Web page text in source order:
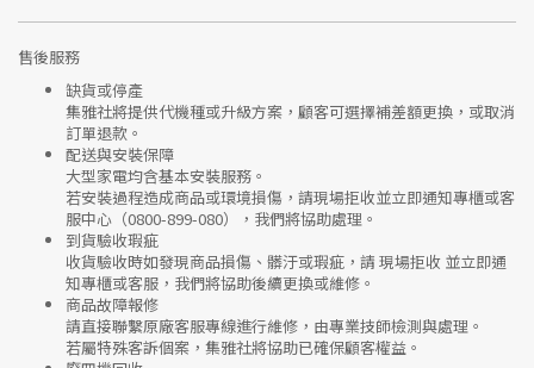
售後服務
缺貨或停產
集雅社將提供代機種或升級方案 ，顧客可選擇補差額更換，或取消
訂單退款。
配送與安裝保障
大型家電均含基本安裝服務。
若安裝過程造成商品或環境損傷，請現場拒收並立即通知專櫃或客
服中心 （0800-899-080），我們將協助處理。
到貨驗收瑕疵
收貨驗收時如發現商品損傷、髒汙或瑕疵 ，請 現場拒收 並立即通
知專櫃或客服，我們將協助後續更換或維修。
商品故障報修
請直接聯繫原廠客服專線進行維修，由專業技師檢測與處理。
若屬特殊客訴個案，集雅社將協助已確保顧客權益。